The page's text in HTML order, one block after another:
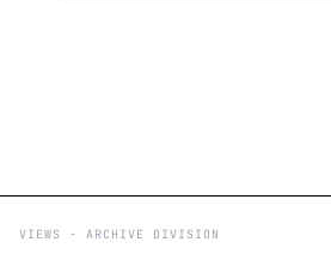
VIEWS - ARCHIVE DIVISION